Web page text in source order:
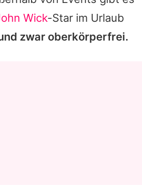
Wick-Star im Urlaub
zwar oberkörperfrei.